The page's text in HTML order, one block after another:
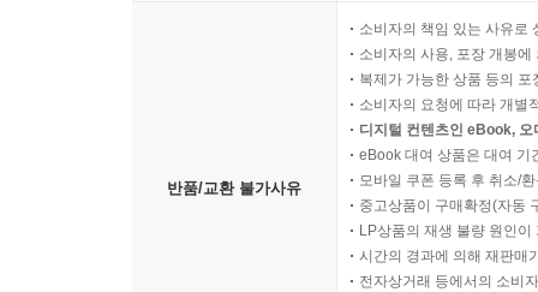
반품/교환 불가사유
소비자의 책임 있는 사유로
소비자의 사용, 포장 개봉
복제가 가능한 상품 등의
소비자의 요청에 따라 개별
디지털 컨텐츠인 eBook,
eBook 대여 상품은 대여 기
모바일 쿠폰 등록 후 취소/
중고상품이 구매확정(자동
LP상품의 재생 불량 원인
시간의 경과에 의해 재판매
전자상거래 등에서의 소비